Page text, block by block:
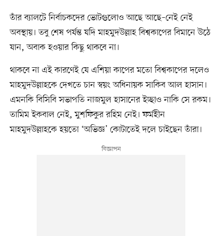
তাঁর ব্যালটে নির্বাচকদের ভোটগুলোও আছে আছে–নেই নেই
অবস্থায়। তবু শেষ পর্যন্ত যদি মাহমুদউল্লাহ বিশ্বকাপের বিমানে উঠে
যান, অবাক হওয়ার কিছু থাকবে না।
থাকবে না এই কারণেই যে এশিয়া কাপের মতো বিশ্বকাপের দলেও
মাহমুদউল্লাহকে দেখতে চান স্বয়ং অধিনায়ক সাকিব আল হাসান।
এমনকি বিসিবি সভাপতি নাজমুল হাসানের ইচ্ছাও নাকি সে রকম।
তামিম ইকবাল নেই, মুশফিকুর রহিম নেই। ফর্মহীন
মাহমুদউল্লাহকে হয়তো ‘অভিজ্ঞ’ কোটাতেই দলে চাইছেন তাঁরা।